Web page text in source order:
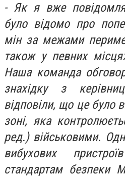
- Як я вже
було відомо про
мін за межами
також у певних
Наша команда
знахідку з
відповіли, що це було
зоні, яка
ред.) військовими.
вибухових
стандартам безпеки